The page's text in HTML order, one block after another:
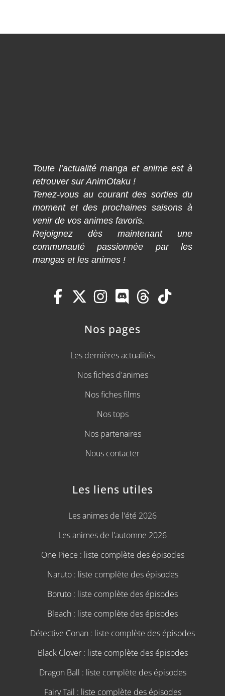
Toute l’actualité manga et anime est à
retrouver sur AnimOtaku !
Tenez-vous au courant des sorties du
moment et des prochaines saisons à
venir de vos animes favoris.
Rejoignez dès maintenant une
communauté passionnée par les
mangas et les animes !
Nos pages
Les dernières actualités
Nos fiches d'animes
Nos fiches films
Nos tops
Nos partenaires
Nous contacter
Les liens utiles
Les animes de l'été 2026
Les animes de l'automne 2026
One Piece : liste complète des épisodes
Naruto : liste complète des épisodes
Boruto : liste complète des épisodes
Bleach : liste complète des épisodes
Détective Conan : liste complète des épisodes
Black Clover : liste complète des épisodes
Dragon Ball : liste complète des épisodes
Fairy Tail : liste complète des épisodes